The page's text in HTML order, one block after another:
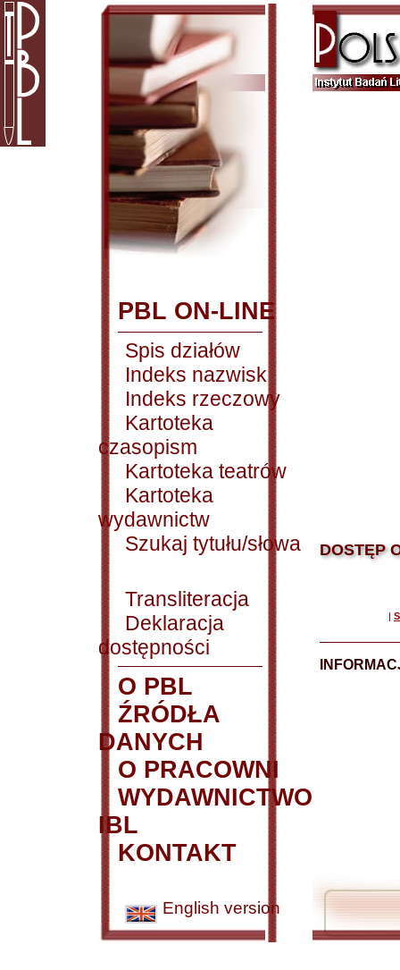
PBL ON-LINE
Spis działów
Indeks nazwisk
Indeks rzeczowy
Kartoteka
czasopism
Kartoteka teatrów
Kartoteka
wydawnictw
Szukaj tytułu/słowa
Transliteracja
Deklaracja
dostępności
O PBL
ŹRÓDŁA
DANYCH
O PRACOWNI
WYDAWNICTWO
IBL
KONTAKT
English version
DOSTĘP
|